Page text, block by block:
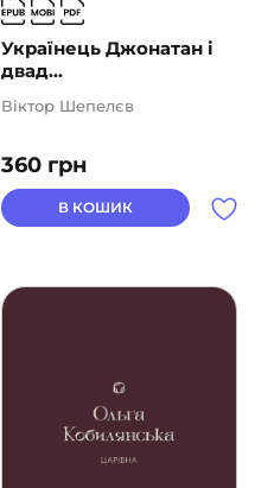
Українець Джонатан і
двад...
360 грн
Віктор Шепелєв
В КОШИК